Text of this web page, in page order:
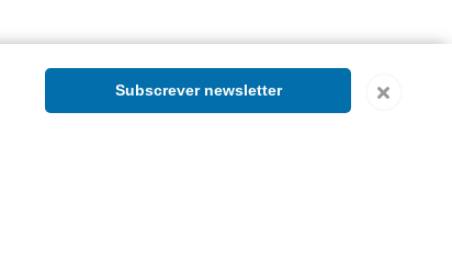
Subscrever newsletter